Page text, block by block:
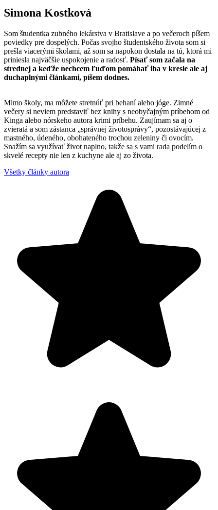
Simona Kostková
Som študentka zubného lekárstva v Bratislave a po večeroch píšem
poviedky pre dospelých. Počas svojho študentského života som si
prešla viacerými školami, až som sa napokon dostala na tú, ktorá mi
priniesla najväčšie uspokojenie a radosť. Písať som začala na
strednej a keďže nechcem ľuďom pomáhať iba v kresle ale aj
duchaplnými článkami, píšem dodnes.
Mimo školy, ma môžete stretnúť pri behaní alebo jóge. Zimné
večery si neviem predstaviť bez knihy s neobyčajným príbehom od
Kinga alebo nórskeho autora krimi príbehu. Zaujímam sa aj o
zvieratá a som zástanca „správnej životosprávy“, pozostávajúcej z
mastného, údeného, obohateného trochou zeleniny či ovocím.
Snažím sa využívať život naplno, takže sa s vami rada podelím o
skvelé recepty nie len z kuchyne ale aj zo života.
Všetky články autora